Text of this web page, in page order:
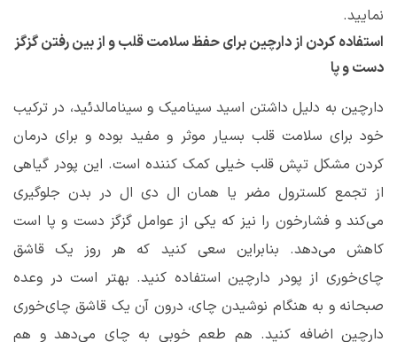
نمایید.
استفاده کردن از دارچین برای حفظ سلامت قلب و از بین رفتن گزگز
دست و پا
دارچین به دلیل داشتن اسید سینامیک و سینامالدئید، در ترکیب
خود برای سلامت قلب بسیار موثر و مفید بوده و برای درمان
کردن مشکل تپش قلب خیلی کمک کننده است. این پودر گیاهی
از تجمع کلسترول مضر یا همان ال دی ال در بدن جلوگیری
می‌کند و فشارخون را نیز که یکی از عوامل گزگز دست و پا است
کاهش می‌دهد. بنابراین سعی کنید که هر روز یک قاشق
چای‌خوری از پودر دارچین استفاده کنید. بهتر است در وعده
صبحانه و به هنگام نوشیدن چای، درون آن یک قاشق چای‌خوری
دارچین اضافه کنید. هم طعم خوبی به چای می‌دهد و هم